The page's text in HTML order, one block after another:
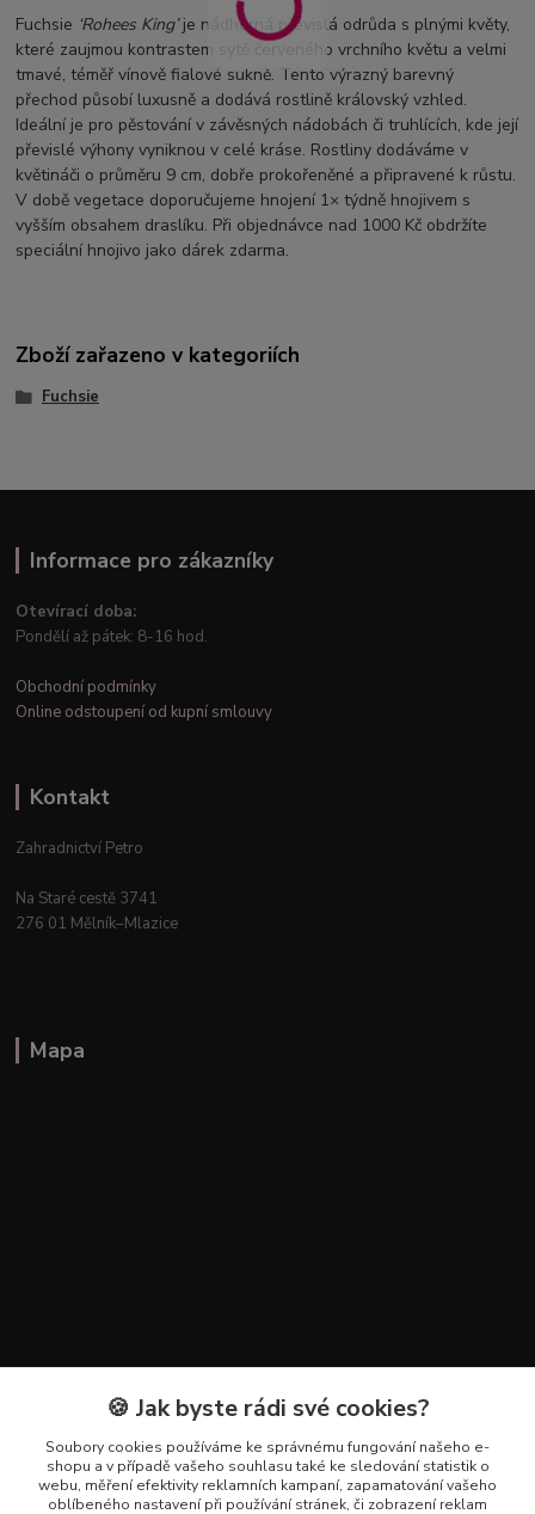
Fuchsie ‘Rohees King’je nádherná převislá odrůda s plnými květy,
které zaujmou kontrastem sytě červeného vrchního květu a velmi
tmavé, téměř vínově fialové sukně. Tento výrazný barevný
přechod působí luxusně a dodává rostlině královský vzhled.
Ideální je pro pěstování v závěsných nádobách či truhlících, kde její
převislé výhony vyniknou v celé kráse. Rostliny dodáváme v
květináči o průměru 9 cm, dobře prokořeněné a připravené k růstu.
V době vegetace doporučujeme hnojení 1× týdně hnojivem s
vyšším obsahem draslíku. Při objednávce nad 1000 Kč obdržíte
speciální hnojivo jako dárek zdarma.
Zboží zařazeno v kategoriích
Fuchsie
Informace pro zákazníky
Otevírací doba:
Pondělí až pátek: 8-16 hod.
Obchodní podmínky
Online odstoupení od kupní smlouvy
Kontakt
Zahradnictví Petro
Na Staré cestě 3741
276 01 Mělník–Mlazice
Mapa
Kontakty
+420 602 223 614
🍪 Jak byste rádi své cookies?
Soubory cookies používáme ke správnému fungování našeho e-
shopu a v případě vašeho souhlasu také ke sledování statistik o
webu, měření efektivity reklamních kampaní, zapamatování vašeho
oblíbeného nastavení při používání stránek, či zobrazení reklam